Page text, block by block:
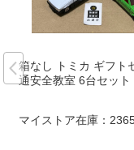
箱なし トミカ ギフト
通安全教室 6台セット
マイストア在庫：